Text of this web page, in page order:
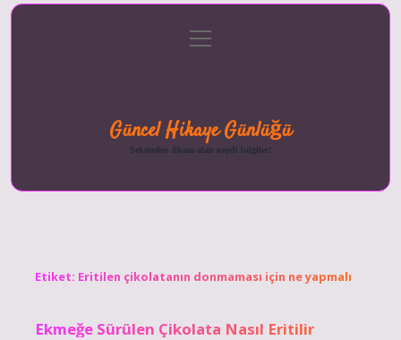
menüyü
aç
Güncel Hikaye Günlüğü
Sektörden ilham alan neşeli bilgiler!
Etiket: Eritilen çikolatanın donmaması için ne yapmalı
Ekmeğe Sürülen Çikolata Nasıl Eritilir